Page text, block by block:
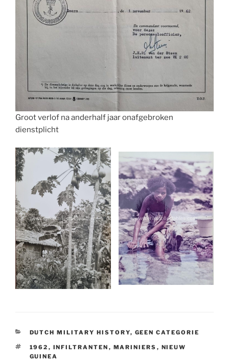
Groot verlof na anderhalf jaar onafgebroken
dienstplicht
CATEGORIES
DUTCH MILITARY HISTORY, GEEN CATEGORIE
TAGS
1962 , INFILTRANTEN , MARINIERS , NIEUW
GUINEA